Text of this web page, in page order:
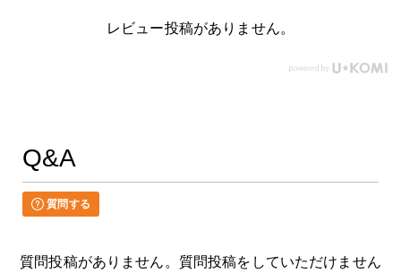
レビュー投稿がありません。
Q&A
質問する
質問投稿がありません。質問投稿をしていただけません